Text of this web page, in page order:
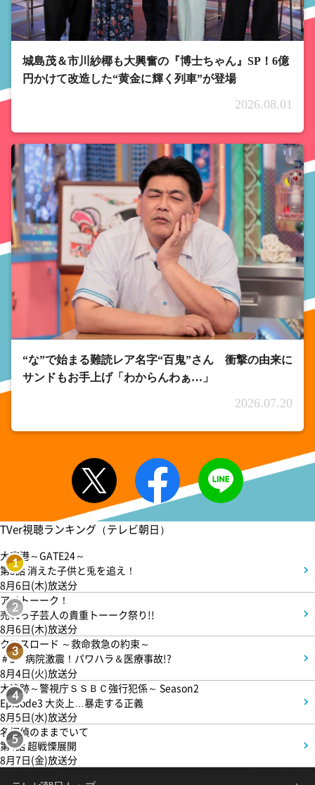
城島茂＆市川紗椰も大興奮の『博士ちゃん』SP！6億
円かけて改造した“黄金に輝く列車”が登場
2026.08.01
“な”で始まる難読レア名字“百鬼”さん 衝撃の由来に
サンドもお手上げ「わからんわぁ…」
2026.07.20
TVer視聴ランキング（テレビ朝日）
1
大空港～GATE24～
第3話 消えた子供と兎を追え！
8月6日(木)放送分
2
アメトーーク！
売れっ子芸人の貴重トーーク祭り!!
8月6日(木)放送分
3
クロスロード ～救命救急の約束～
＃5 病院激震！パワハラ＆医療事故!?
8月4日(火)放送分
4
大追跡～警視庁ＳＳＢＣ強行犯係～ Season2
Episode3 大炎上…暴走する正義
8月5日(水)放送分
5
名探偵のままでいて
第4話 超戦慄展開
8月7日(金)放送分